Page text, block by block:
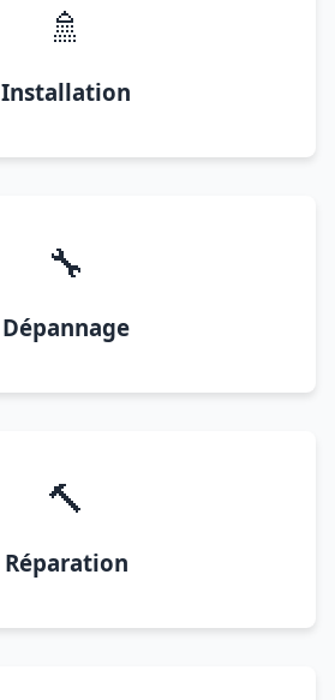
🚿
Installation
🔧
Dépannage
🔨
Réparation